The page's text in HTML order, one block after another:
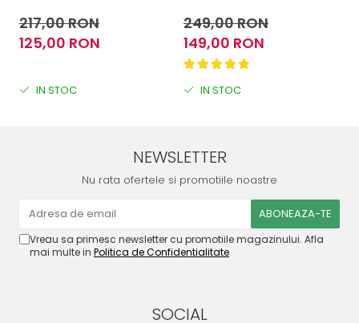
217,00 RON
125,00 RON
IN STOC
249,00 RON
149,00 RON
IN STOC
NEWSLETTER
Nu rata ofertele si promotiile noastre
Vreau sa primesc newsletter cu promotiile magazinului. Afla
mai multe in Politica de Confidentialitate
SOCIAL